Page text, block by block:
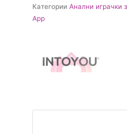
Ротирачки
бат
APP
контрола
Категории Анални играчки
App